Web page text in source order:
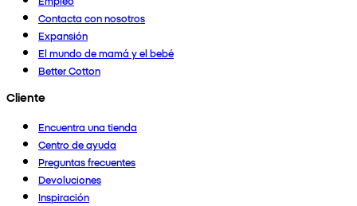
Contacta con nosotros
Expansión
El mundo de mamá y el bebé
Better Cotton
Cliente
Encuentra una tienda
Centro de ayuda
Preguntas frecuentes
Devoluciones
Inspiración